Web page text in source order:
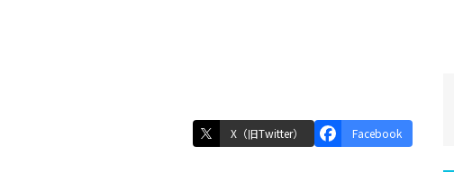
X（旧Twitter） Facebook